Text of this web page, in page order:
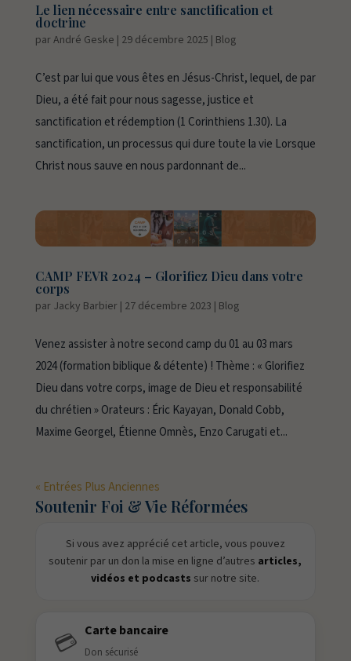
Le lien nécessaire entre sanctification et
doctrine
parAndré Geske | 29 décembre 2025 | Blog
C’est par lui que vous êtes en Jésus-Christ, lequel, de par
Dieu, a été fait pour nous sagesse, justice et
sanctification et rédemption (1 Corinthiens 1.30). La
sanctification, un processus qui dure toute la vie Lorsque
Christ nous sauve en nous pardonnant de...
CAMP FEVR 2024 – Glorifiez Dieu dans votre
corps
par Jacky Barbier| 27 décembre 2023 | Blog
Venez assister à notre second camp du 01 au 03 mars
2024 (formation biblique & détente) ! Thème : « Glorifiez
Dieu dans votre corps, image de Dieu et responsabilité
du chrétien » Orateurs : Éric Kayayan, Donald Cobb,
Maxime Georgel, Étienne Omnès, Enzo Carugati et...
« Entrées Plus Anciennes
Soutenir Foi & Vie Réformées
Si vous avez apprécié cet article, vous pouvez
soutenir par un don la mise en ligne d’autres articles,
vidéos et podcasts sur notre site.
💳 Carte bancaire
Don sécurisé